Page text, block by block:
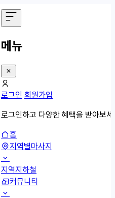
메뉴
로그인 회원가입
로그인하고 다양한 혜택을 받아보
홈
지역별마사지
지역지하철
커뮤니티